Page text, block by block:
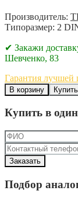
Производитель:
Типоразмер: 2
✔ Закажи
Шевченко, 83
Гарантия лучшей
В корзину
Купить в
Подбор